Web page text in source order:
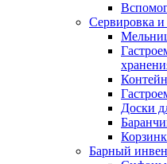
Сервировка и
Доски
Барный